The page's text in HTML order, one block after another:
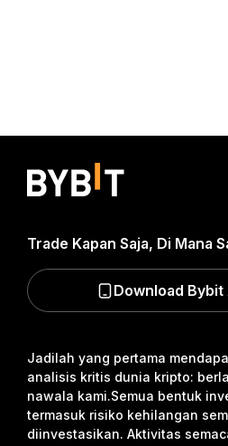
Jadilah yang pertama
analisis kritis dunia kripto:
nawala kami.Semua bentuk
termasuk risiko kehilangan
diinvestasikan. Aktivitas
Trade Kapan Saja, Di Mana
Download Bybit